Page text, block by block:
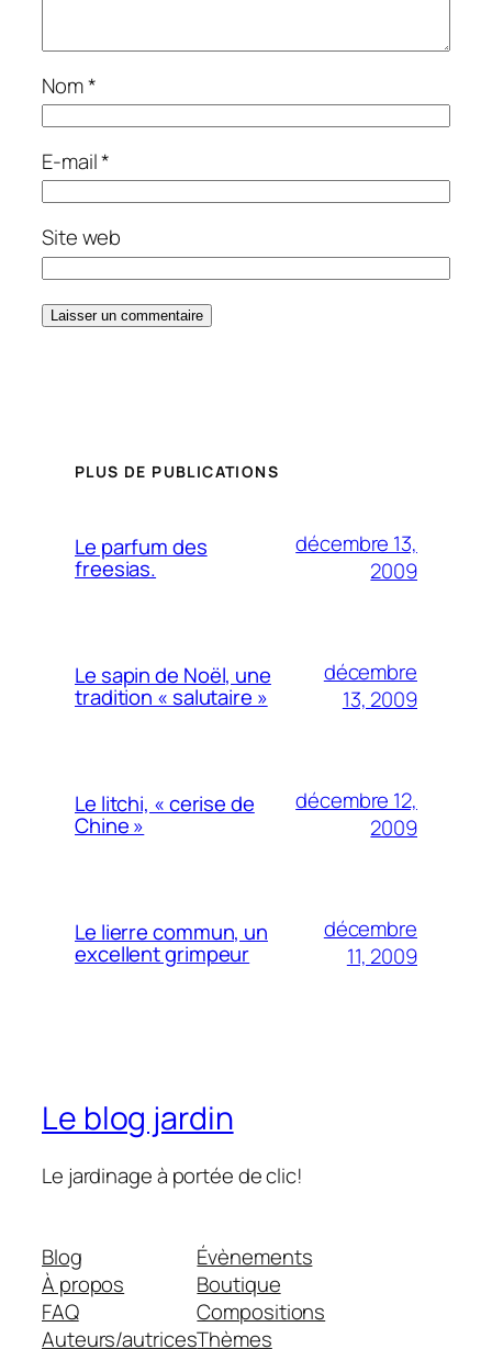
Nom*
E-mail*
Site web
PLUS DE PUBLICATIONS
Le parfum des
freesias.
décembre 13,
2009
Le sapin de Noël, une
tradition « salutaire »
décembre
13, 2009
Le litchi, « cerise de
Chine »
décembre 12,
2009
Le lierre commun, un
excellent grimpeur
décembre
11, 2009
Le blog jardin
Le jardinage à portée de clic!
Blog
À propos
FAQ
Auteurs/autrices
Évènements
Boutique
Compositions
Thèmes